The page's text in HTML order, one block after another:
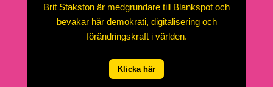
Brit Stakston är medgrundare till Blankspot och
bevakar här demokrati, digitalisering och
förändringskraft i världen.
Klicka här